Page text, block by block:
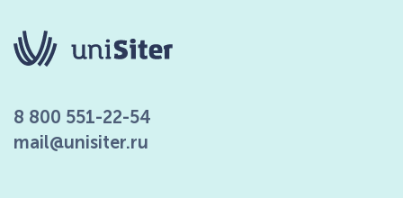
8 800 551-22-54
mail@unisiter.ru